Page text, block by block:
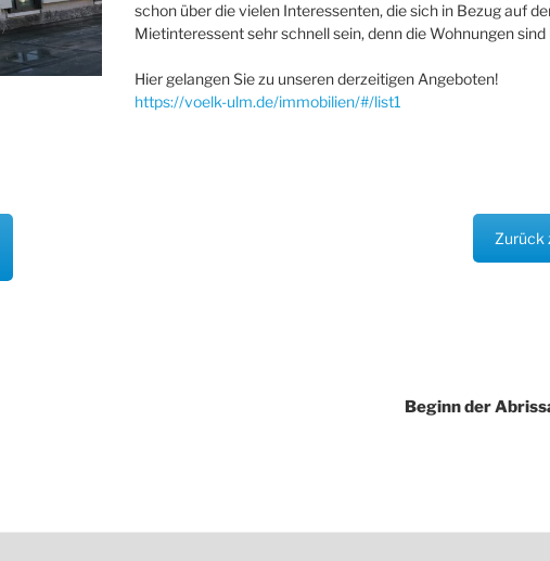
schon über die vielen Interessenten, die sich in Bezug auf
Mietinteressent sehr schnell sein, denn die Wohnungen
Hier gelangen Sie zu unseren derzeitigen Angeboten!
https://voelk-ulm.de/immobilien/#/list1
Zurück
Beginn der